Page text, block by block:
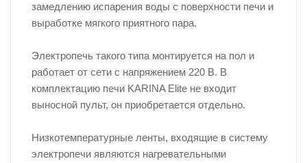
замедлению испарения воды с поверхности печи и
выработке мягкого приятного пара.
Электропечь такого типа монтируется на пол и
работает от сети с напряжением 220 В. В
комплектацию печи KARINA Elite не входит
выносной пульт, он приобретается отдельно.
Низкотемпературные ленты, входящие в систему
электропечи являются нагревательными